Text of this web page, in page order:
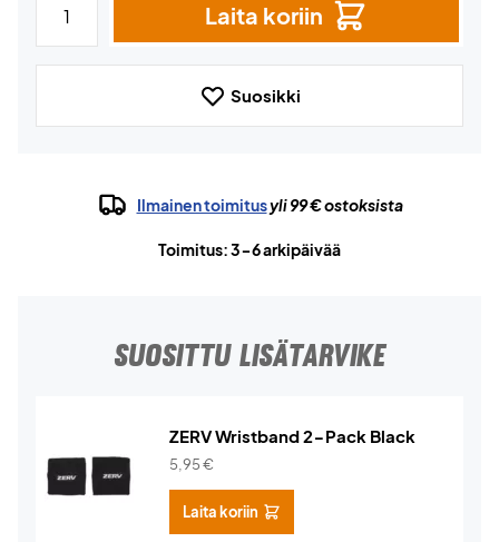
Laita koriin
Suosikki
Ilmainen toimitusyli 99 € ostoksista
Toimitus: 3-6 arkipäivää
SUOSITTU LISÄTARVIKE
ZERV Wristband 2-Pack Black
5,95€
Laita koriin